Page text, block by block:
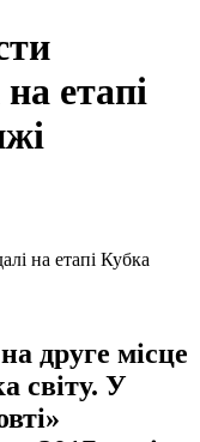
етапі
друге місце
світу. У